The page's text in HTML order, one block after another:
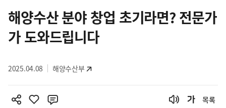
텐
츠
영
해양수산 분야 창업 초기라면? 전문가
가 도와드립니다
2025.04.08 해양수산부
목록